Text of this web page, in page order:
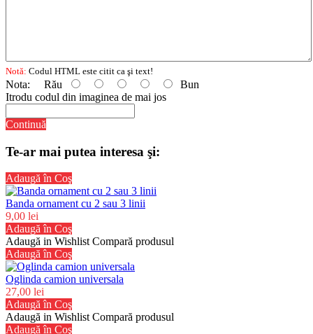
Notă: Codul HTML este citit ca şi text!
Nota: Rău
Bun
Itrodu codul din imaginea de mai jos
Continuă
Te-ar mai putea interesa şi:
Adaugă în Coş
Banda ornament cu 2 sau 3 linii
9,00 lei
Adaugă în Coş
Adaugă in Wishlist Compară produsul
Adaugă în Coş
Oglinda camion universala
27,00 lei
Adaugă în Coş
Adaugă in Wishlist Compară produsul
Adaugă în Coş